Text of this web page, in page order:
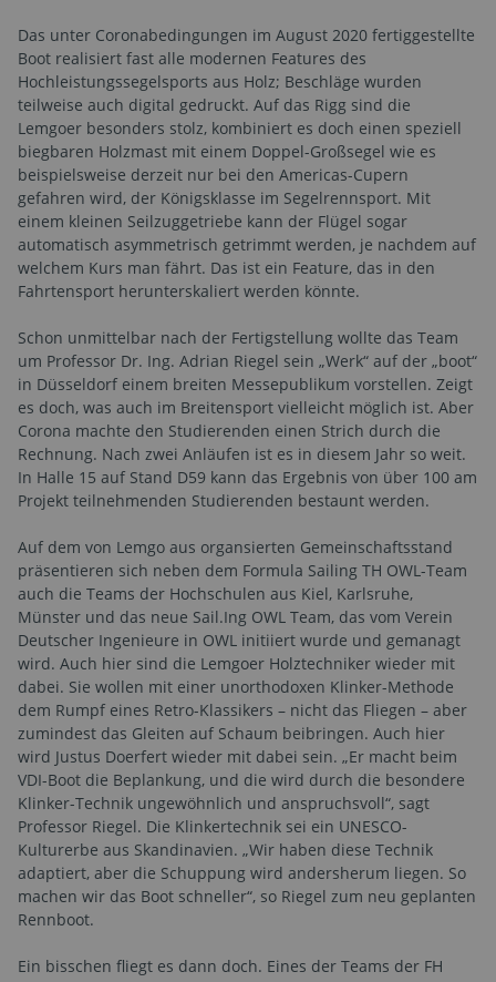
Das unter Coronabedingungen im August 2020 fertiggestellte
Boot realisiert fast alle modernen Features des
Hochleistungssegelsports aus Holz; Beschläge wurden
teilweise auch digital gedruckt. Auf das Rigg sind die
Lemgoer besonders stolz, kombiniert es doch einen speziell
biegbaren Holzmast mit einem Doppel-Großsegel wie es
beispielsweise derzeit nur bei den Americas-Cupern
gefahren wird, der Königsklasse im Segelrennsport. Mit
einem kleinen Seilzuggetriebe kann der Flügel sogar
automatisch asymmetrisch getrimmt werden, je nachdem auf
welchem Kurs man fährt. Das ist ein Feature, das in den
Fahrtensport herunterskaliert werden könnte.
Schon unmittelbar nach der Fertigstellung wollte das Team
um Professor Dr. Ing. Adrian Riegel sein „Werk“ auf der „boot“
in Düsseldorf einem breiten Messepublikum vorstellen. Zeigt
es doch, was auch im Breitensport vielleicht möglich ist. Aber
Corona machte den Studierenden einen Strich durch die
Rechnung. Nach zwei Anläufen ist es in diesem Jahr so weit.
In Halle 15 auf Stand D59 kann das Ergebnis von über 100 am
Projekt teilnehmenden Studierenden bestaunt werden.
Auf dem von Lemgo aus organsierten Gemeinschaftsstand
präsentieren sich neben dem Formula Sailing TH OWL-Team
auch die Teams der Hochschulen aus Kiel, Karlsruhe,
Münster und das neue Sail.Ing OWL Team, das vom Verein
Deutscher Ingenieure in OWL initiiert wurde und gemanagt
wird. Auch hier sind die Lemgoer Holztechniker wieder mit
dabei. Sie wollen mit einer unorthodoxen Klinker-Methode
dem Rumpf eines Retro-Klassikers – nicht das Fliegen – aber
zumindest das Gleiten auf Schaum beibringen. Auch hier
wird Justus Doerfert wieder mit dabei sein. „Er macht beim
VDI-Boot die Beplankung, und die wird durch die besondere
Klinker-Technik ungewöhnlich und anspruchsvoll“, sagt
Professor Riegel. Die Klinkertechnik sei ein UNESCO-
Kulturerbe aus Skandinavien. „Wir haben diese Technik
adaptiert, aber die Schuppung wird andersherum liegen. So
machen wir das Boot schneller“, so Riegel zum neu geplanten
Rennboot.
Ein bisschen fliegt es dann doch. Eines der Teams der FH